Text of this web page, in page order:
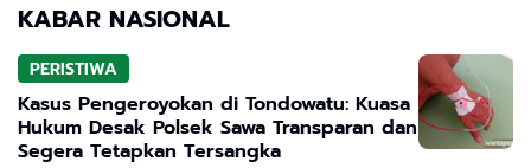
KABAR NASIONAL
PERISTIWA
Kasus Pengeroyokan di Tondowatu: Kuasa
Hukum Desak Polsek Sawa Transparan dan
Segera Tetapkan Tersangka